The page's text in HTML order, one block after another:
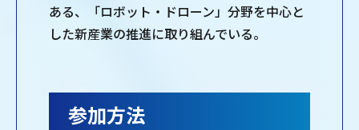
ある、「ロボット・ドローン」分野を中心と
した新産業の推進に取り組んでいる。
参加方法